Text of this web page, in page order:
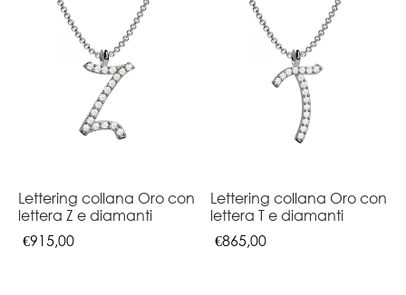
Lettering collana Oro con
lettera Z e diamanti
€915,00
Lettering collana Oro con
lettera T e diamanti
€865,00